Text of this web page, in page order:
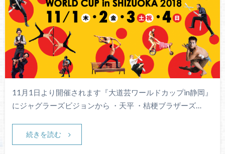
11月1日より開催されます『大道芸ワールドカップin静岡』
にジャグラーズビジョンから ・天平 ・桔梗ブラザーズ…
続きを読む